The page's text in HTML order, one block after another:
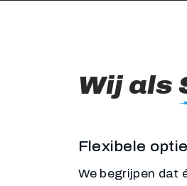
Wij als
Flexibele
We begrijpen dat